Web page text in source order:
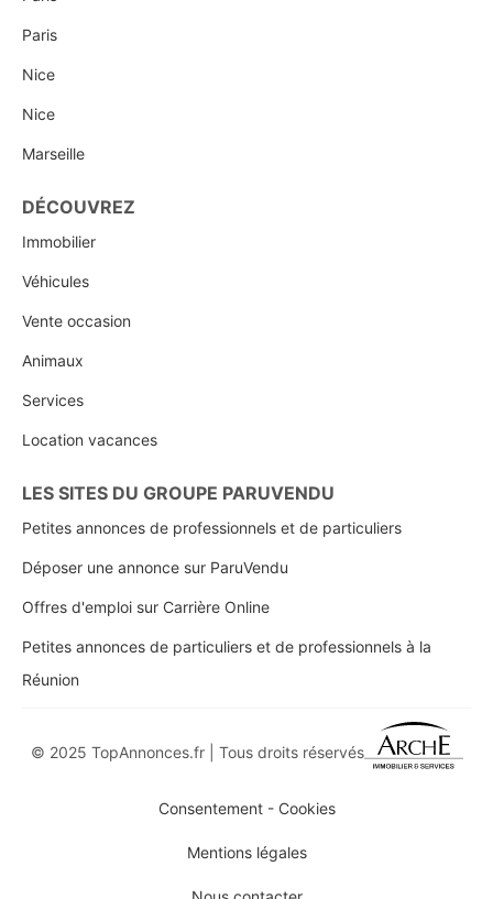
Paris
Nice
Nice
Marseille
DÉCOUVREZ
Immobilier
Véhicules
Vente occasion
Animaux
Services
Location vacances
LES SITES DU GROUPE PARUVENDU
Petites annonces de professionnels et de particuliers
Déposer une annonce sur ParuVendu
Offres d'emploi sur Carrière Online
Petites annonces de particuliers et de professionnels à la
Réunion
© 2025 TopAnnonces.fr | Tous droits réservés
Consentement - Cookies
Mentions légales